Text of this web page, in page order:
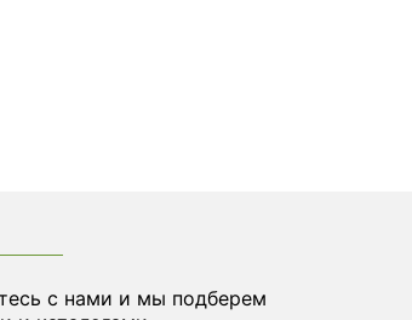
с нами и мы подберем